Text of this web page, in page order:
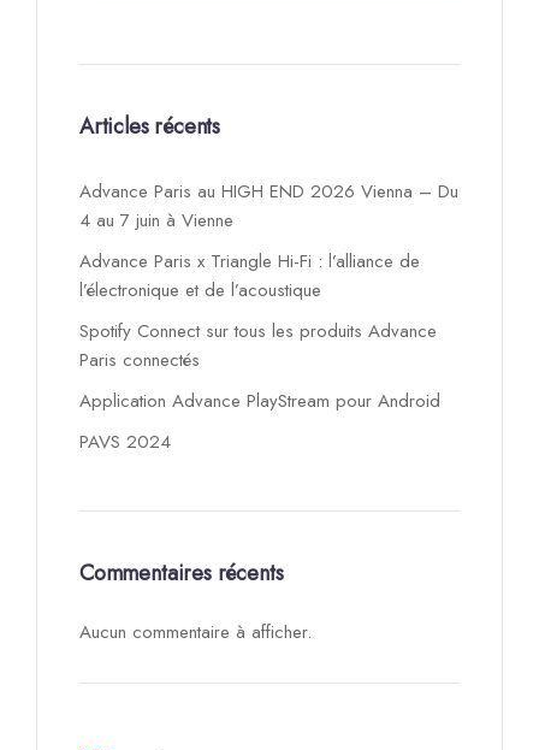
Articles récents
Advance Paris au HIGH END 2026 Vienna – Du
4 au 7 juin à Vienne
Advance Paris x Triangle Hi-Fi : l’alliance de
l’électronique et de l’acoustique
Spotify Connect sur tous les produits Advance
Paris connectés
Application Advance PlayStream pour Android
PAVS 2024
Commentaires récents
Aucun commentaire à afficher.